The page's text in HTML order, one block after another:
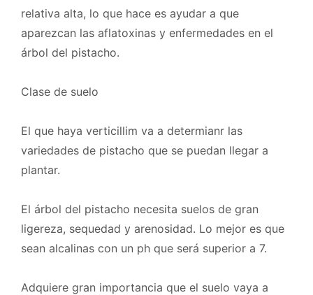
relativa alta, lo que hace es ayudar a que
aparezcan las aflatoxinas y enfermedades en el
árbol del pistacho.
Clase de suelo
El que haya verticillim va a determianr las
variedades de pistacho que se puedan llegar a
plantar.
El árbol del pistacho necesita suelos de gran
ligereza, sequedad y arenosidad. Lo mejor es que
sean alcalinas con un ph que será superior a 7.
Adquiere gran importancia que el suelo vaya a